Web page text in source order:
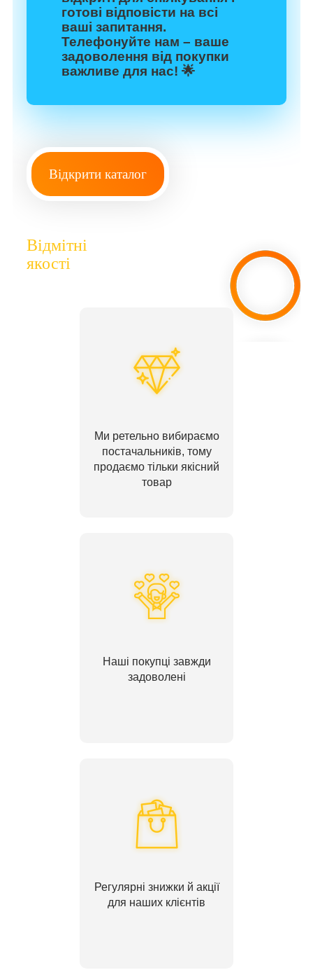
готові відповісти на всі
ваші запитання.
Телефонуйте нам – ваше
задоволення від покупки
важливе для нас! 🌟
Відкрити каталог
Відмітні
якості
Ми ретельно вибираємо
постачальників, тому
продаємо тільки якісний
товар
Наші покупці завжди
задоволені
Регулярні знижки й акції
для наших клієнтів